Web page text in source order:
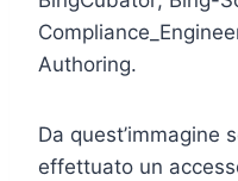
Authoring.
Da quest’immagine
effettuato un